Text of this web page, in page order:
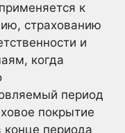
к
страхованию
и
когда
период
покрытие
периода